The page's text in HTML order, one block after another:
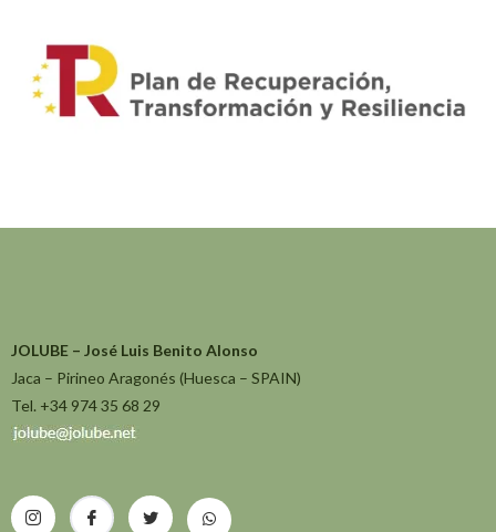
JOLUBE – José Luis Benito Alonso
Jaca – Pirineo Aragonés (Huesca – SPAIN)
Tel. +34 974 35 68 29